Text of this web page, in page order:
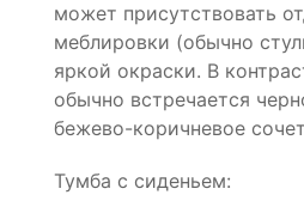
может присутствовать
меблировки (обычно
яркой окраски. В
обычно встречается
бежево-коричневое
Тумба с сиденьем: